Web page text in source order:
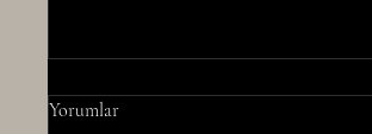
Yorumlar